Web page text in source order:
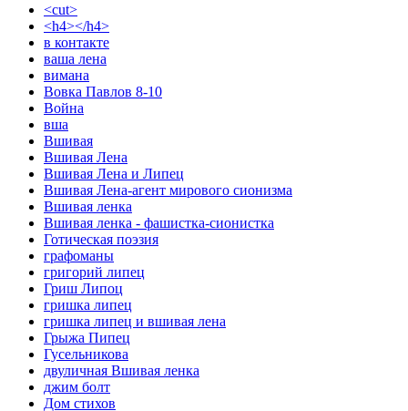
<cut>
<h4></h4>
в контакте
ваша лена
вимана
Вовка Павлов 8-10
Война
вша
Вшивая
Вшивая Лена
Вшивая Лена и Липец
Вшивая Лена-агент мирового сионизма
Вшивая ленка
Вшивая ленка - фашистка-сионистка
Готическая поэзия
графоманы
григорий липец
Гриш Липоц
гришка липец
гришка липец и вшивая лена
Грыжа Пипец
Гусельникова
двуличная Вшивая ленка
джим болт
Дом стихов